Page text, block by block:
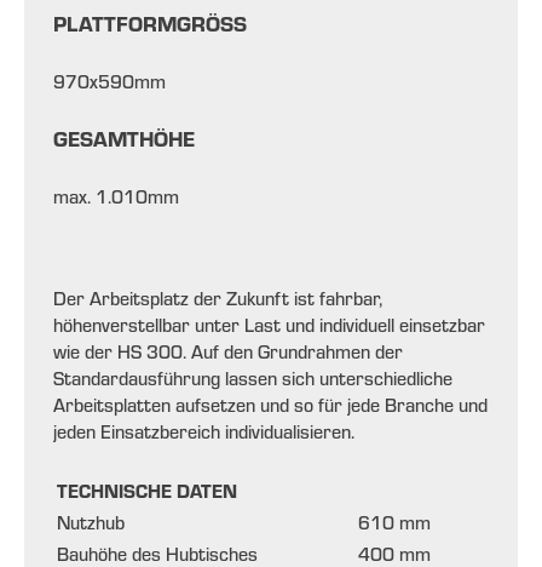
PLATTFORMGRÖSS
970x590mm
GESAMTHÖHE
max. 1.010mm
Der Arbeitsplatz der Zukunft ist fahrbar,
höhenverstellbar unter Last und individuell einsetzbar
wie der HS 300. Auf den Grundrahmen der
Standardausführung lassen sich unterschiedliche
Arbeitsplatten aufsetzen und so für jede Branche und
jeden Einsatzbereich individualisieren.
TECHNISCHE DATEN
Nutzhub
610 mm
Bauhöhe des Hubtisches
400 mm